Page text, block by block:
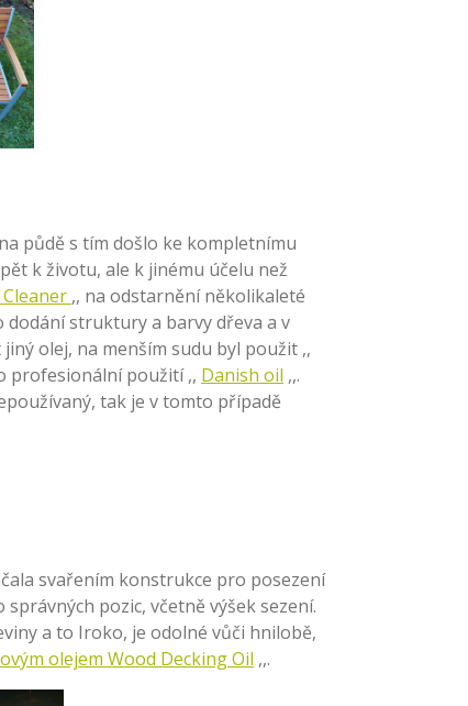
půdě s tím došlo ke kompletnímu
k životu, ale k jinému účelu než
,, na odstarnění několikaleté
dodání struktury a barvy dřeva a v
olej, na menším sudu byl použit ,,
profesionální použití ,, Danish oil ,,.
tak je v tomto případě
svařením konstrukce pro posezení
pozic, včetně výšek sezení.
a to Iroko, je odolné vůči hnilobě,
olejem Wood Decking Oil ,,.